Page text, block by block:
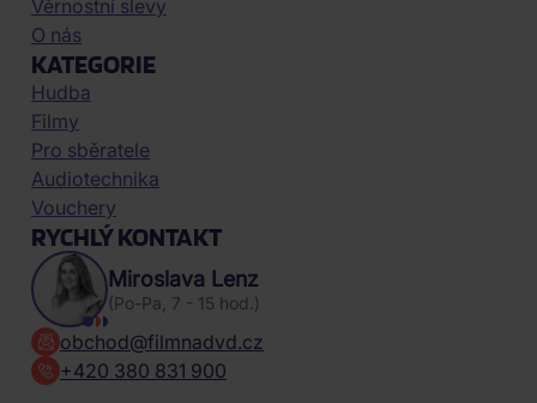
Věrnostní slevy
O nás
KATEGORIE
Hudba
Filmy
Pro sběratele
Audiotechnika
Vouchery
RYCHLÝ KONTAKT
Miroslava Lenz
(Po-Pa, 7 - 15 hod.)
obchod@filmnadvd.cz
+420 380 831 900